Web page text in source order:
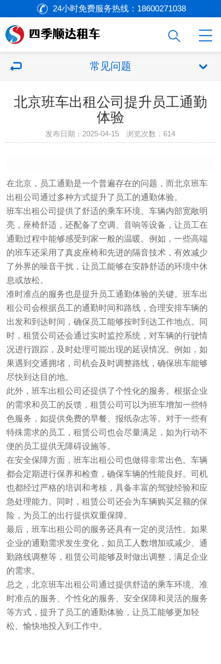
24小时免费服务热线： 18600271038
常见问题
北京班车出租公司提升员工通勤
体验
发布日期：2025-04-15 浏览次数： 614
在北京，员工通勤是一个普遍存在的问题，而北京班车
出租公司通过多种方式提升了员工的通勤体验。
班车出租公司提供了舒适的乘车环境。车辆内部宽敞明
亮，座椅舒适，还配备了空调、音响等设备，让员工在
通勤过程中能够感受到家一般的温暖。例如，一些高端
的班车还采用了真皮座椅和先进的隔音技术，有效减少
了外界的噪音干扰，让员工能够在安静舒适的环境中休
息或放松。
准时准点的服务也是提升员工通勤体验的关键。班车出
租公司会根据员工的通勤时间和路线，合理安排车辆的
出发和到达时间，确保员工能够按时到达工作地点。同
时，租赁公司还会通过实时监控系统，对车辆的行驶情
况进行跟踪，及时处理可能出现的延误情况。例如，如
果遇到交通拥堵，司机会及时调整路线，确保班车能够
尽快到达目的地。
此外，班车出租公司还提供了个性化的服务。根据企业
的需求和员工的反馈，租赁公司可以为班车增加一些特
色服务，如提供免费的早餐、报纸杂志等。对于一些有
特殊需求的员工，租赁公司也会尽量满足，如为行动不
便的员工提供无障碍设施等。
在安全保障方面，班车出租公司也做得非常出色。车辆
都会定期进行保养和检查，确保车辆的性能良好。司机
也都经过严格的培训和考核，具备丰富的驾驶经验和应
急处理能力。同时，租赁公司还会为车辆购买足额的保
险，为员工的出行提供双重保障。
最后，班车出租公司的服务还具有一定的灵活性。如果
企业的通勤需求发生变化，如员工人数增加或减少、通
勤路线调整等，租赁公司能够及时做出调整，满足企业
的需求。
总之，北京班车出租公司通过提供舒适的乘车环境、准
时准点的服务、个性化的服务、安全保障和灵活的服务
等方式，提升了员工的通勤体验，让员工能够更加轻
松、愉快地投入到工作中。